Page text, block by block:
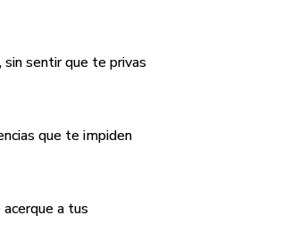
sentir que te privas
que te impiden
a tus